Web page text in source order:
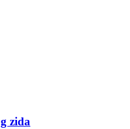
zida